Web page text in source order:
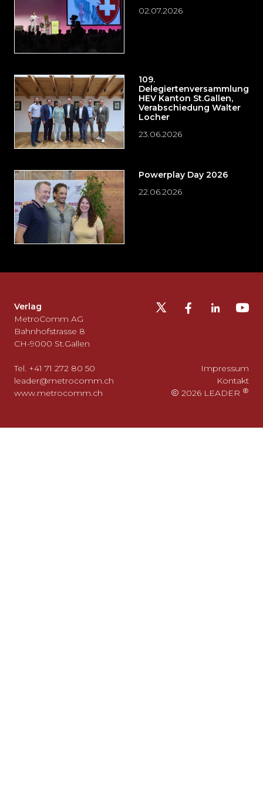
02.07.2026
109.
Delegiertenversammlung
HEV Kanton St.Gallen,
Verabschiedung Walter
Locher
23.06.2026
Powerplay Day 2026
22.06.2026
auslassen
und
zurück
zum
gehen?
Verlag
MetroComm AG
Bahnhofstrasse 8
CH-9000 St.Gallen
Tel. +41 71 272 80 50
leader@metrocomm.ch
www.metrocomm.ch
Impressum
Kontakt
2026 LEADER